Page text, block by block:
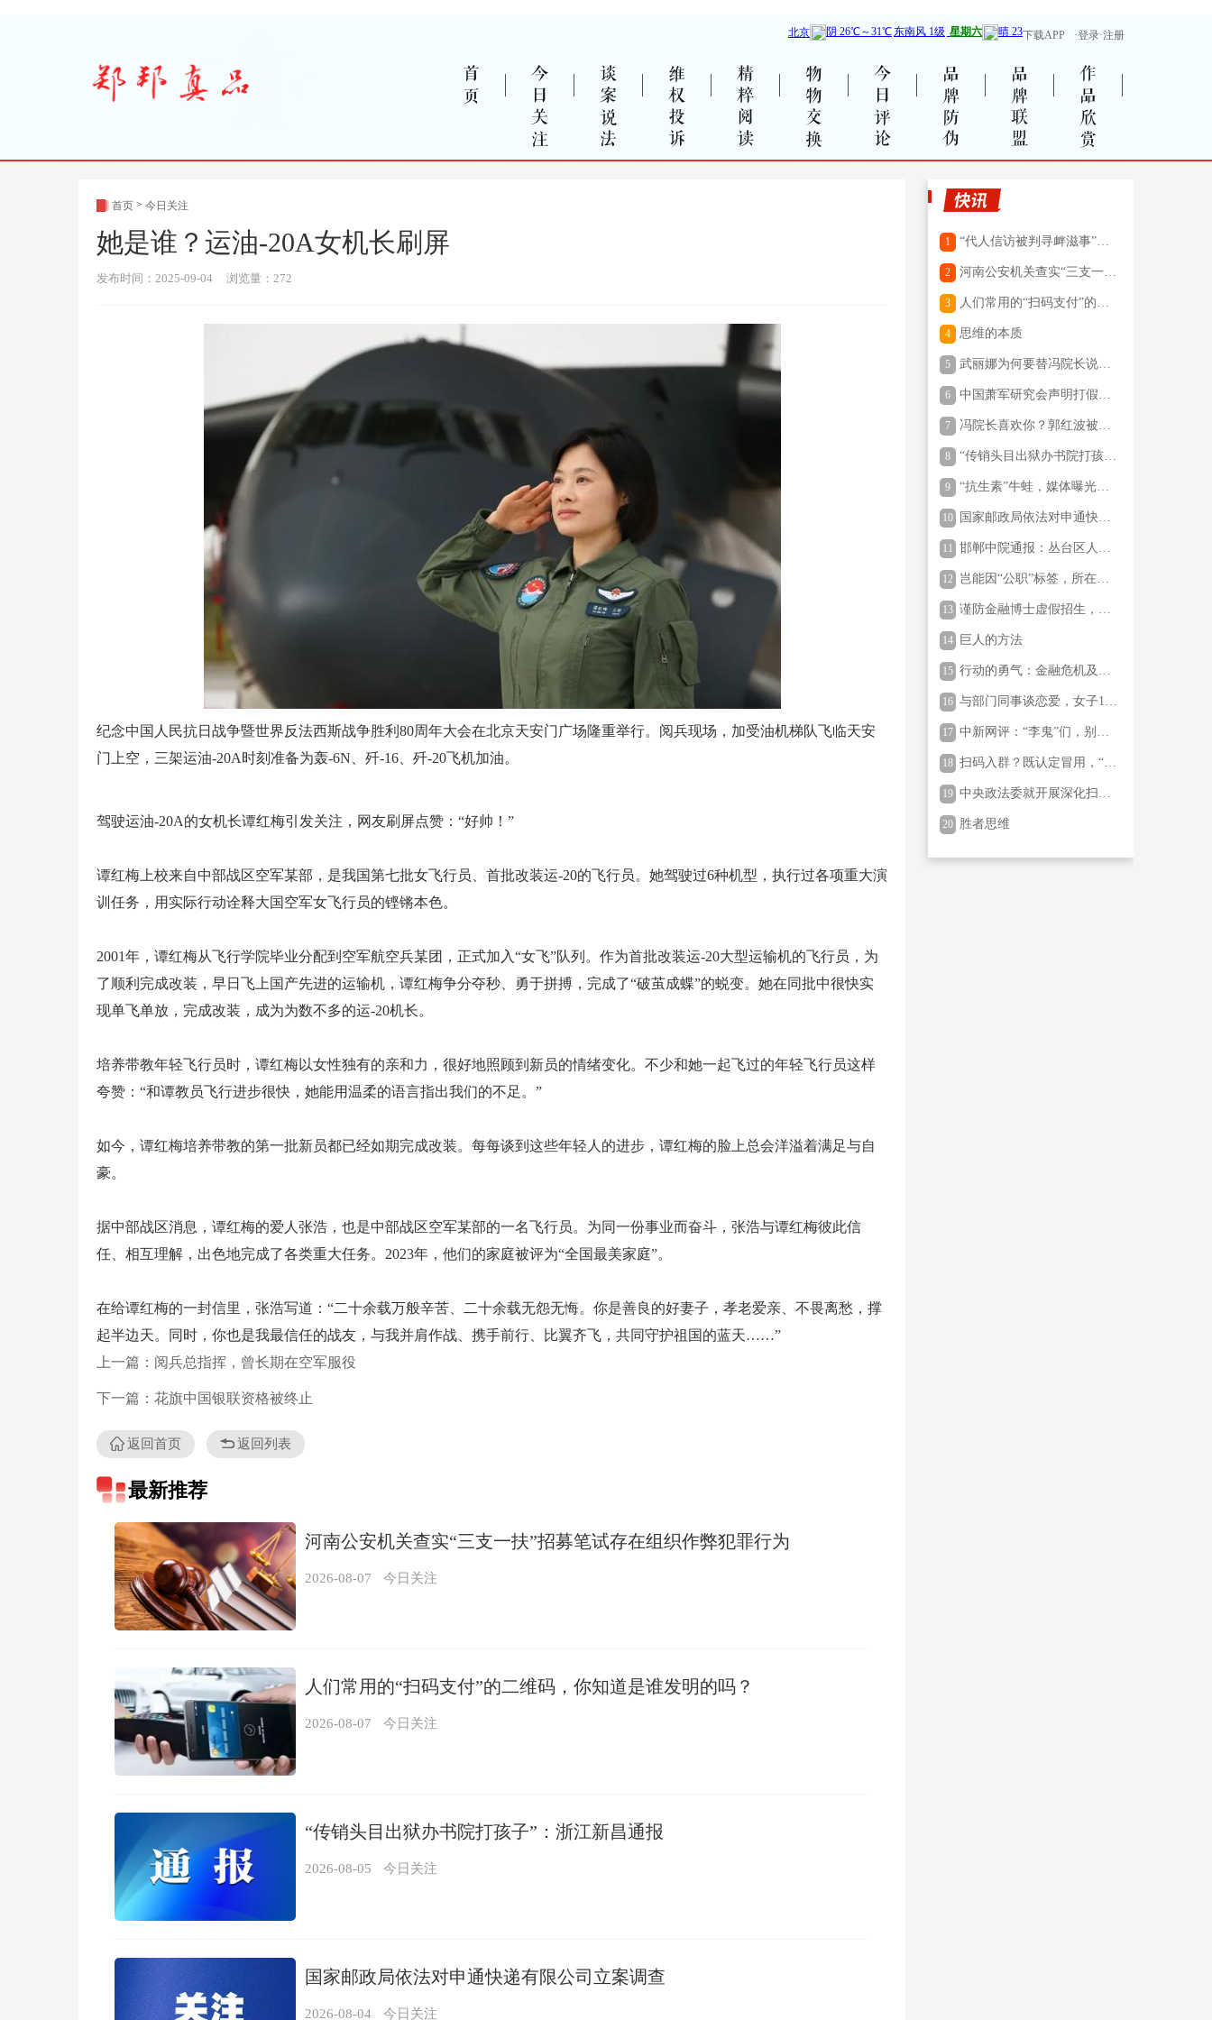
·登录·注册
下载APP
首页 今日关注 谈案说法 维权投诉 精粹阅读 物物交换 今日评论 品牌防伪 品牌联盟 作品欣赏
首页 > 今日关注
她是谁？运油-20A女机长刷屏
发布时间：2025-09-04 浏览量：272
纪念中国人民抗日战争暨世界反法西斯战争胜利80周年大会在北京天安门广场隆重举行。阅兵现场，加受油机梯队飞临天安
门上空，三架运油-20A时刻准备为轰-6N、歼-16、歼-20飞机加油。
驾驶运油-20A的女机长谭红梅引发关注，网友刷屏点赞：“好帅！”
谭红梅上校来自中部战区空军某部，是我国第七批女飞行员、首批改装运-20的飞行员。她驾驶过6种机型，执行过各项重大演
训任务，用实际行动诠释大国空军女飞行员的铿锵本色。
2001年，谭红梅从飞行学院毕业分配到空军航空兵某团，正式加入“女飞”队列。作为首批改装运-20大型运输机的飞行员，为
了顺利完成改装，早日飞上国产先进的运输机，谭红梅争分夺秒、勇于拼搏，完成了“破茧成蝶”的蜕变。她在同批中很快实
现单飞单放，完成改装，成为为数不多的运-20机长。
培养带教年轻飞行员时，谭红梅以女性独有的亲和力，很好地照顾到新员的情绪变化。不少和她一起飞过的年轻飞行员这样
夸赞：“和谭教员飞行进步很快，她能用温柔的语言指出我们的不足。”
如今，谭红梅培养带教的第一批新员都已经如期完成改装。每每谈到这些年轻人的进步，谭红梅的脸上总会洋溢着满足与自
豪。
据中部战区消息，谭红梅的爱人张浩，也是中部战区空军某部的一名飞行员。为同一份事业而奋斗，张浩与谭红梅彼此信
任、相互理解，出色地完成了各类重大任务。2023年，他们的家庭被评为“全国最美家庭”。
在给谭红梅的一封信里，张浩写道：“二十余载万般辛苦、二十余载无怨无悔。你是善良的好妻子，孝老爱亲、不畏离愁，撑
起半边天。同时，你也是我最信任的战友，与我并肩作战、携手前行、比翼齐飞，共同守护祖国的蓝天……”
上一篇：阅兵总指挥，曾长期在空军服役
下一篇：花旗中国银联资格被终止
返回首页 返回列表
最新推荐
河南公安机关查实“三支一扶”招募笔试存在组织作弊犯罪行为
2026-08-07 今日关注
人们常用的“扫码支付”的二维码，你知道是谁发明的吗？
2026-08-07 今日关注
“传销头目出狱办书院打孩子”：浙江新昌通报
2026-08-05 今日关注
国家邮政局依法对申通快递有限公司立案调查
2026-08-04 今日关注
1
“代人信访被判寻衅滋事”，
给出明确界定
2
河南公安机关查实“三支一
罪行为
3
人们常用的“扫码支付”的二
吗？
4 思维的本质
5
武丽娜为何要替冯院长说
6
中国萧军研究会声明打假：
央国学院”
7
冯院长喜欢你？郭红波被停
多真相应公开
8
“传销头目出狱办书院打孩
9
“抗生素”牛蛙，媒体曝光，
前？
10
国家邮政局依法对申通快递
11 邯郸中院通报：丛台区人民
职
12 岂能因“公职”标签，所在单
示依规依纪作出严肃处理
13 谨防金融博士虚假招生，有
取”
14 巨人的方法
15 行动的勇气：金融危机及其
16 与部门同事谈恋爱，女子15
决：全额支付
17 中新网评：“李鬼”们，别再
18 扫码入群？既认定冒用，“国
法处置？
19 中央政法委就开展深化扫黑
者问
20 胜者思维